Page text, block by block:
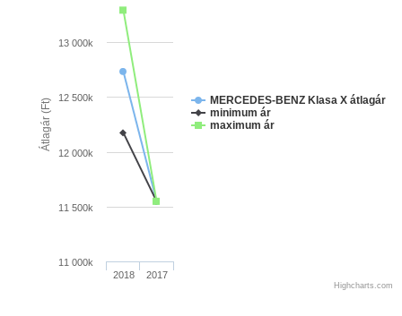
Átlagár (Ft)
MERCEDES-BENZ Klasa X átlagár
minimum ár
maximum ár
2018 2017
11 000k
11 500k
12 000k
12 500k
13 000k
Highcharts.com